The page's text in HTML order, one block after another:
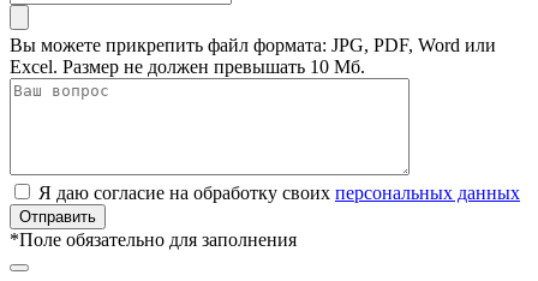
Вы можете прикрепить файл формата: JPG, PDF, Word или
Excel. Размер не должен превышать 10 Мб.
Я даю согласие на обработку своих персональных данных
*Поле обязательно для заполнения